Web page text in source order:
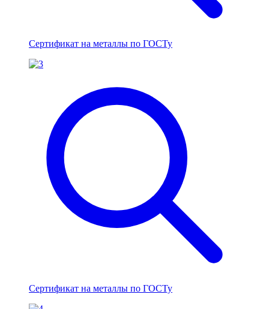
Сертификат на металлы по ГОСТу
Сертификат на металлы по ГОСТу